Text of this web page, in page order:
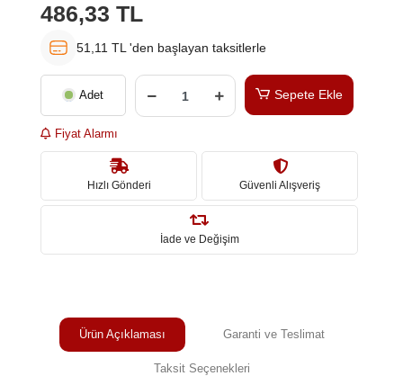
486,33 TL
51,11 TL 'den başlayan taksitlerle
Adet Sepete Ekle
Fiyat Alarmı
Hızlı Gönderi Güvenli Alışveriş
İade ve Değişim
Ürün Açıklaması Garanti ve Teslimat
Taksit Seçenekleri